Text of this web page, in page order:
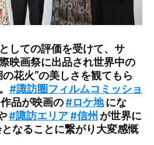
しての評価を受けて、サ
映画祭に出品され世界中の
花火”の美しさを観てもら
#諏訪圏フィルムコミッショ
品が映画の#ロケ地にな
#諏訪エリア#信州 が世界に
なることに繋がり大変感慨